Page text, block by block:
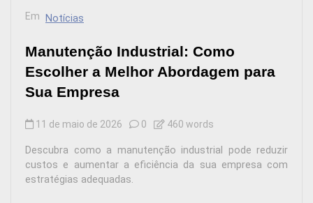
Em Notícias
Manutenção Industrial: Como
Escolher a Melhor Abordagem para
Sua Empresa
11 de maio de 2026 0 460 words
Descubra como a manutenção industrial pode reduzir
custos e aumentar a eficiência da sua empresa com
estratégias adequadas.